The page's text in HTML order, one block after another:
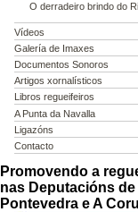
O derradeiro brindo do
Vídeos
Galería de Imaxes
Documentos Sonoros
Artigos xornalísticos
Libros regueifeiros
A Punta da Navalla
Ligazóns
Contacto
Promovendo a
nas Deputacións de
Pontevedra e A